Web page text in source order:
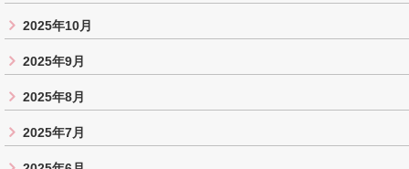
2025年10月
2025年9月
2025年8月
2025年7月